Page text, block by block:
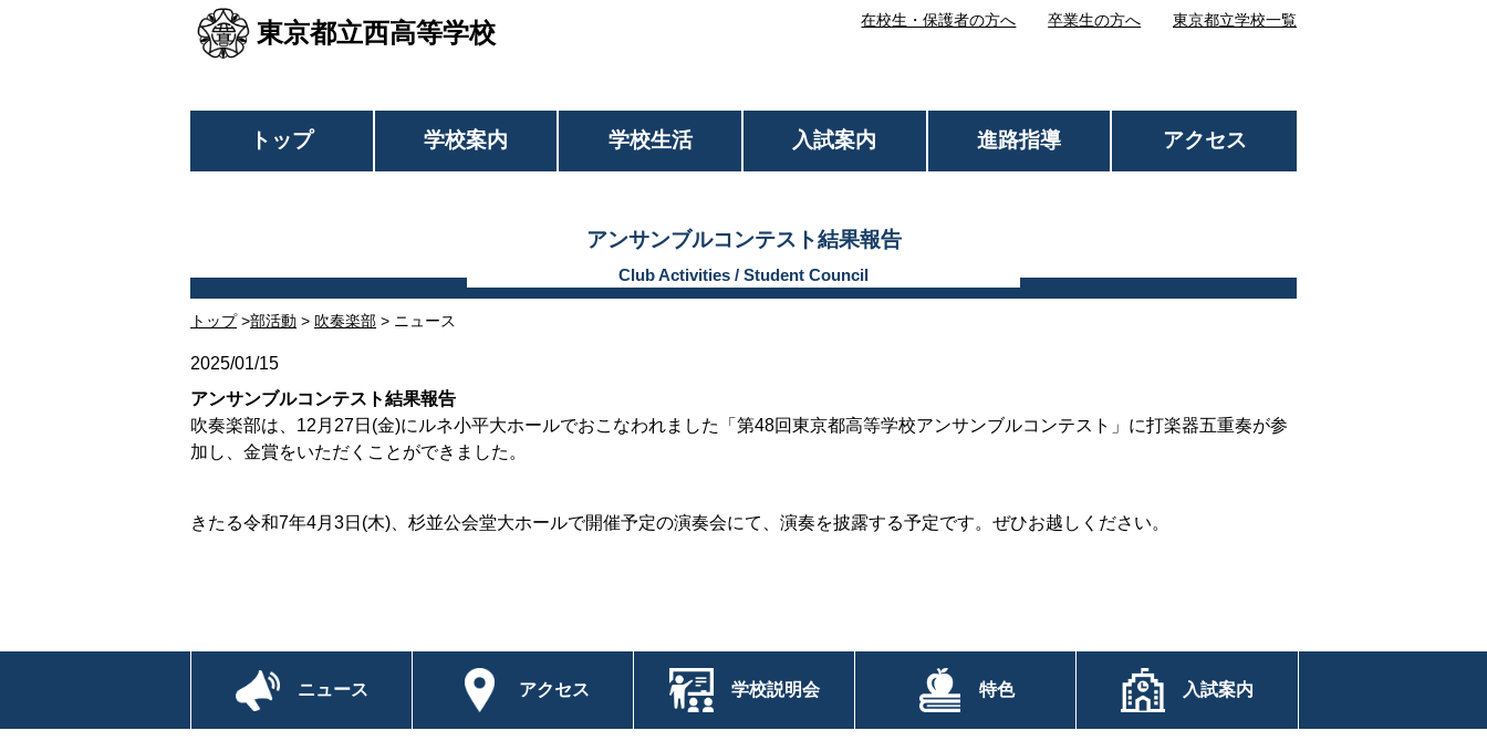
東京都立西高等学校
トップ 学校案内 学校生活 入試案内 進路指導 アクセス
在校生・保護者の方へ 卒業生の方へ 東京都立学校一覧
トップ>部活動 > 吹奏楽部 > ニュース
アンサンブルコンテスト結果報告
2025/01/15
アンサンブルコンテスト結果報告
吹奏楽部は、12月27日(金)にルネ小平大ホールでおこなわれました「第48回東京都高等学校アンサンブルコンテスト」に打楽器五重奏が参
加し、金賞をいただくことができました。
きたる令和7年4月3日(木)、杉並公会堂大ホールで開催予定の演奏会にて、演奏を披露する予定です。ぜひお越しください。
ニュース アクセス 学校説明会 特色 入試案内